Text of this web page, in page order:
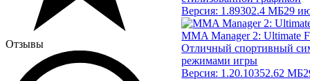
Отзывы
Версия: 1.89302.4 МБ29
MMA Manager 2: Ultimate
Отличный спортивный
режимами игры
Версия: 1.20.10352.62 МБ